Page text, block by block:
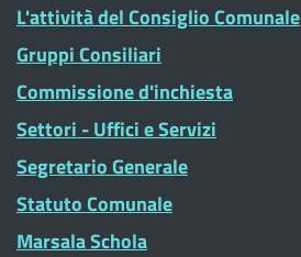
L'attività del Consiglio Comunale
Gruppi Consiliari
Commissione d'inchiesta
Settori - Uffici e Servizi
Segretario Generale
Statuto Comunale
Marsala Schola